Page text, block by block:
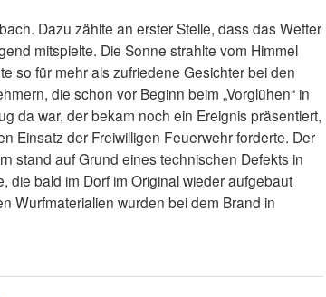
Dazu zählte an erster Stelle, dass das Wetter
mitspielte. Die Sonne strahlte vom Himmel
so für mehr als zufriedene Gesichter bei den
die schon vor Beginn beim „Vorglühen“ in
da war, der bekam noch ein Ereignis präsentiert,
Einsatz der Freiwilligen Feuerwehr forderte. Der
stand auf Grund eines technischen Defekts in
die bald im Dorf im Original wieder aufgebaut
Wurfmaterialien wurden bei dem Brand in